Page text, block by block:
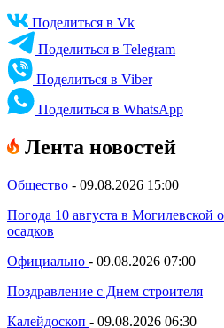
Поделиться в Vk
Поделиться в Telegram
Поделиться в Viber
Поделиться в WhatsApp
Лента новостей
Общество - 09.08.2026 15:00
Погода 10 августа в Могилевской
осадков
Официально - 09.08.2026 07:00
Поздравление с Днем строителя
Калейдоскоп - 09.08.2026 06:30